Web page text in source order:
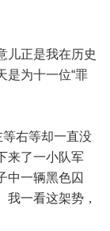
正是我在历史
是为十一位“罪
等右等却一直没
来了一小队军
中一辆黑色囚
一看这架势，